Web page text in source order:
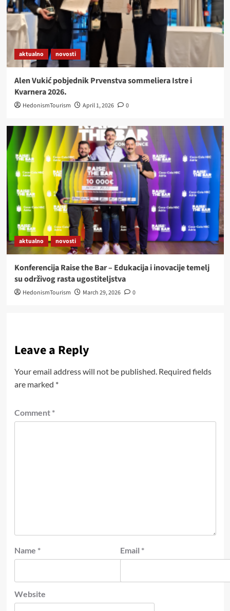
aktualno novosti
Alen Vukić pobjednik Prvenstva sommeliera Istre i
Kvarnera 2026.
HedonismTourism April 1, 2026 0
aktualno novosti
Konferencija Raise the Bar – Edukacija i inovacije temelj
su održivog rasta ugostiteljstva
HedonismTourism March 29, 2026 0
Leave a Reply
Your email address will not be published. Required fields
are marked *
Comment *
Name * Email *
Website